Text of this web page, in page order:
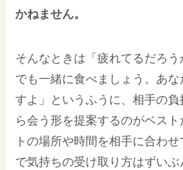
かねません。
そんなときは「疲れてるだろ
でも一緒に食べましょう。あな
すよ」というふうに、相手の
ら会う形を提案するのがベス
トの場所や時間を相手に合わ
で気持ちの受け取り方はずいぶ